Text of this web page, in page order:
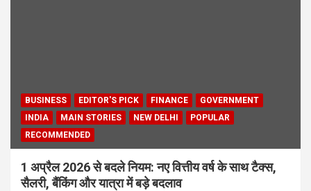
BUSINESS EDITOR'S PICK FINANCE
GOVERNMENT
INDIA
MAIN STORIES NEW DELHI
POPULAR
RECOMMENDED
1 अप्रैल 2026 से बदले नियम: नए वित्तीय वर्ष के साथ टैक्स,
सैलरी, बैंकिंग और यात्रा में बड़े बदलाव